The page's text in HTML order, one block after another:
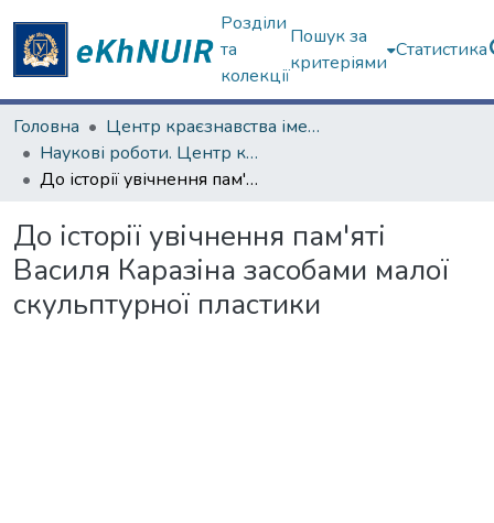
Розділи
та
колекції
Пошук за
критеріями
Статистика
Головна
Центр краєзнавства імені академіка П.Т. Тронька
Наукові роботи. Центр краєзнавства
До історії увічнення пам'яті Василя Каразіна засобами малої скульптурної пластики
До історії увічнення пам'яті
Василя Каразіна засобами малої
скульптурної пластики